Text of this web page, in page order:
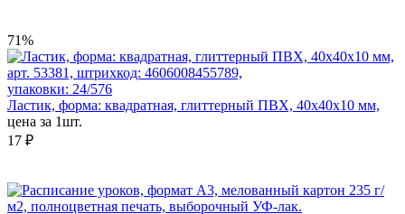
71%
арт. 53381, штрихкод: 4606008455789,
упаковки: 24/576
Ластик, форма: квадратная, глиттерный ПВХ, 40x40x10 мм,
цена за 1шт.
17 ₽